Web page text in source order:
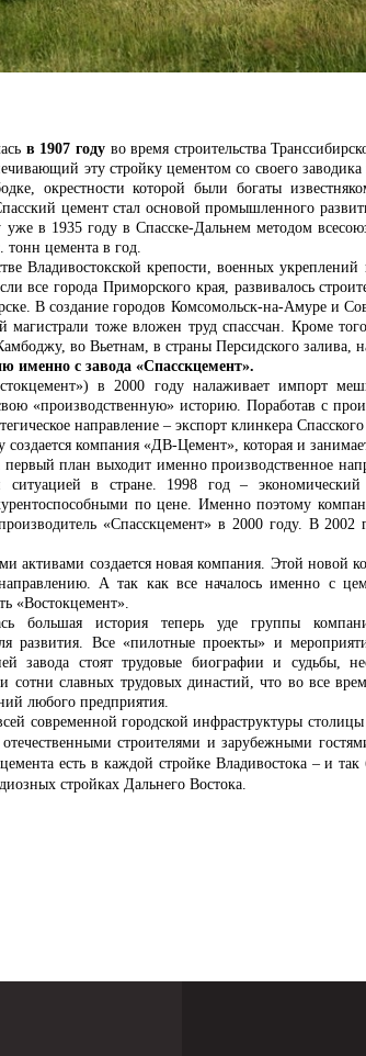
в 1907 году во время строительства
эту стройку цементом со своего
окрестности которой были богаты
цемент стал основой промышленного
в 1935 году в Спасске-Дальнем методом
тонн цемента в год.
крепости, военных укреплений
города Приморского края, развивалось
В создание городов Комсомольск-на-Амуре и
магистрали тоже вложен труд спассчан. Кроме
во Вьетнам, в страны Персидского залива,
именно с завода «Спасскцемент».
в 2000 году налаживает импорт
«производственную» историю. Поработав с
направление – экспорт клинкера
компания «ДВ-Цемент», которая и
план выходит именно производственное
ситуацией в стране. 1998 год –
по цене. Именно поэтому
«Спасскцемент» в 2000 году. В 2002
активами создается новая компания. Этой новой
А так как все началось именно с
«Востокцемент».
большая история теперь уде группы
развития. Все «пилотные проекты» и
завода стоят трудовые биографии и судьбы,
сотни славных трудовых династий, что во все
любого предприятия.
городской инфраструктуры столицы
строителями и зарубежными
есть в каждой стройке Владивостока – и
стройках Дальнего Востока.